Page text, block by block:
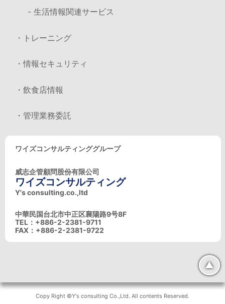
- 生活情報関連サービス
・トレーニング
・情報セキュリティ
・飲食店情報
・管理業務委託
ワイズコンサルティンググループ
威志企管顧問股份有限公司
ワイズコンサルティング
Y's consulting.co.,ltd
中華民国台北市中正区襄陽路9号8F
TEL：+886-2-2381-9711
FAX：+886-2-2381-9722
▲
Copy Right ©Y's consulting Co.,Ltd. All contents Reserved.